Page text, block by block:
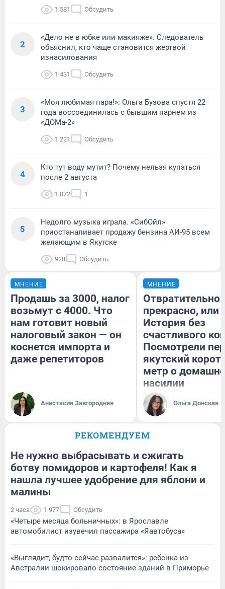
1 581 Обсудить
2
«Дело не в юбке или макияже». Следователь
объяснил, кто чаще становится жертвой
изнасилования
1 431 Обсудить
3
«Моя любимая пара!»: Ольга Бузова спустя 22
года воссоединилась с бывшим парнем из
«ДОМа-2»
1 221 Обсудить
4
Кто тут воду мутит? Почему нельзя купаться
после 2 августа
1 072 1
5
Недолго музыка играла. «СибОйл»
приостаналивает продажу бензина АИ-95 всем
желающим в Якутске
928 Обсудить
МНЕНИЕ
Продашь за 3000, налог
возьмут с 4000. Что
нам готовит новый
налоговый закон — он
коснется импорта и
даже репетиторов
Анастасия Завгородняя
МНЕНИЕ
Отвратительно
прекрасно, или
История без
счастливого
Посмотрели
якутский
метр о
насилии
Ольга Донская
РЕКОМЕНДУЕМ
Не нужно выбрасывать и сжигать
ботву помидоров и картофеля! Как я
нашла лучшее удобрение для яблони и
малины
2 часа 1 977 Обсудить
«Четыре месяца больничных»: в Ярославле
автомобилист изувечил пассажира «Яавтобуса»
«Выглядит, будто сейчас развалится»: ребенка из
Австралии шокировало состояние зданий в Приморье